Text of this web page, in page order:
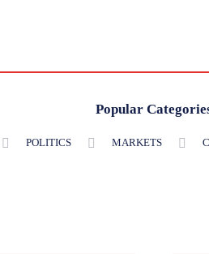
Popular
POLITICS MARKETS